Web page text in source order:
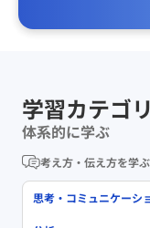
学習カテゴリ
体系的に学ぶ
考え方・伝え方を学ぶ
思考・コミュニケーシ